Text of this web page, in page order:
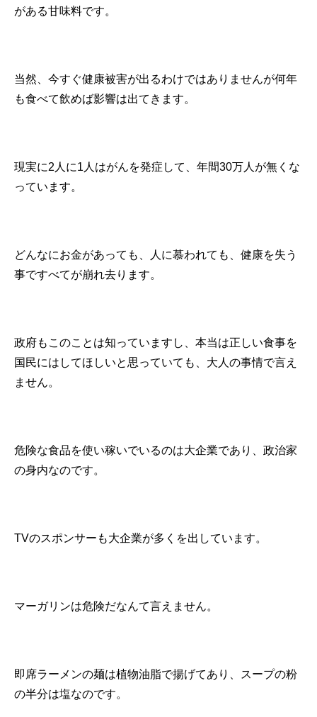
がある甘味料です。
当然、今すぐ健康被害が出るわけではありませんが何年
も食べて飲めば影響は出てきます。
現実に2人に1人はがんを発症して、年間30万人が無くな
っています。
どんなにお金があっても、人に慕われても、健康を失う
事ですべてが崩れ去ります。
政府もこのことは知っていますし、本当は正しい食事を
国民にはしてほしいと思っていても、大人の事情で言え
ません。
危険な食品を使い稼いでいるのは大企業であり、政治家
の身内なのです。
TVのスポンサーも大企業が多くを出しています。
マーガリンは危険だなんて言えません。
即席ラーメンの麺は植物油脂で揚げてあり、スープの粉
の半分は塩なのです。